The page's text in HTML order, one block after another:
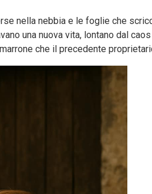
nella nebbia e le foglie che
una nuova vita, lontano dal
che il precedente